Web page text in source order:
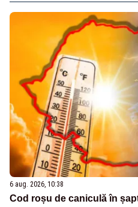
6 aug. 2026, 10:38
Cod roșu de caniculă în